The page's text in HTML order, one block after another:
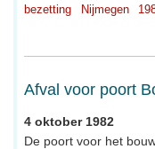
bezetting
Nijmegen
Afval voor poort
4 oktober 1982
De poort voor het